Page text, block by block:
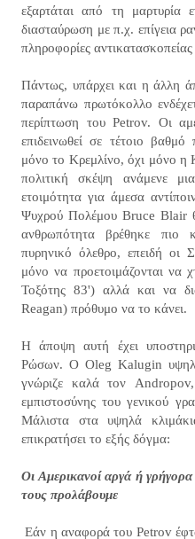
εξαρτάται από τη μαρτυρία
διασταύρωση με π.χ. επίγεια
πληροφορίες αντικατασκοπείας
Πάντως, υπάρχει και η άλλη
παραπάνω πρωτόκολλο
περίπτωση του Petrov. Οι
επιδεινωθεί σε τέτοιο
μόνο το Κρεμλίνο, όχι μόνο η
πολιτική σκέψη ανάμενε
ετοιμότητα για άμεσα
Ψυχρού Πολέμου Bruce Blair
ανθρωπότητα βρέθηκε
πυρηνικό όλεθρο, επειδή οι
μόνο να προετοιμάζονται να
Τοξότης 83') αλλά και να
Reagan) πρόθυμο να το κάνει.
Η άποψη αυτή έχει
Ρώσων. Ο Oleg Kalugin
γνώριζε καλά τον Andropov,
εμπιστοσύνης του γενικού
Μάλιστα στα υψηλά
επικρατήσει το εξής δόγμα:
Οι Αμερικανοί αργά ή
τους προλάβουμε
Εάν η αναφορά του Petrov